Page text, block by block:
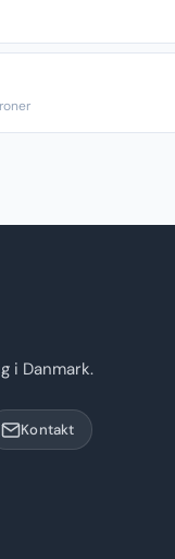
i Danmark.
Kontakt